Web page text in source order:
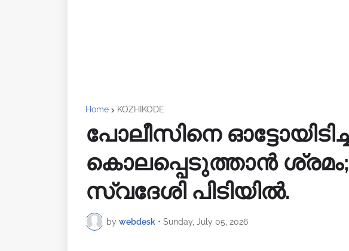
Home KOZHIKODE
പോലീസിനെ
കൊലപ്പെടുത്താൻ ശ്രമം;
സ്വദേശി പിടിയിൽ.
by webdesk • Sunday, July 05, 2026